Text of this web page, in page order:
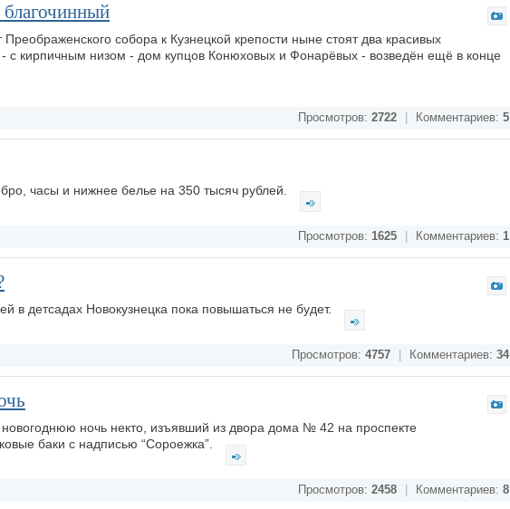
собора к Кузнецкой крепости ныне стоят два красивых
с кирпичным низом - дом купцов Конюховых и Фонарёвых - возведён ещё в конце
Просмотров: 2722 Комментариев: 5
часы и нижнее белье на 350 тысяч рублей.
Просмотров: 1625 Комментариев: 1
в детсадах Новокузнецка пока повышаться не будет.
Просмотров: 4757 Комментариев: 34
ночь некто, изъявший из двора дома № 42 на проспекте
баки с надписью “Сороежка”.
Просмотров: 2458 Комментариев: 8